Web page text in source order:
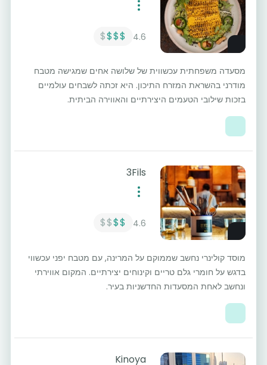
4.6
$$$
$
מסעדה משפחתית עכשווית של שלושה אחים שמגישה מטבח
מודרני בהשראת המזרח התיכון. היא זכתה לשבחים עולמיים
בזכות שילובי הטעמים היצירתיים והאווירה הביתית.
3Fils
4.6
$$
$$
מוסד קולינרי נחשב שממוקם על המרינה, עם מטבח יפני עכשווי
בדגש על חומרי גלם טריים וקינוחים יצירתיים. המקום אווירתי
ונחשב לאחת המסעדות החדשניות בעיר.
Kinoya